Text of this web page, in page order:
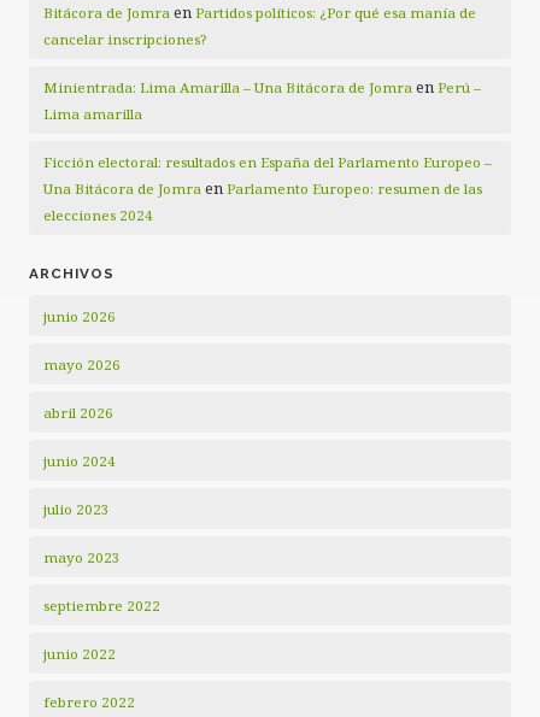
Bitácora de Jomra en Partidos políticos: ¿Por qué esa manía de
cancelar inscripciones?
Minientrada: Lima Amarilla – Una Bitácora de Jomra en Perú –
Lima amarilla
Ficción electoral: resultados en España del Parlamento Europeo –
Una Bitácora de Jomra en Parlamento Europeo: resumen de las
elecciones 2024
ARCHIVOS
junio 2026
mayo 2026
abril 2026
junio 2024
julio 2023
mayo 2023
septiembre 2022
junio 2022
febrero 2022